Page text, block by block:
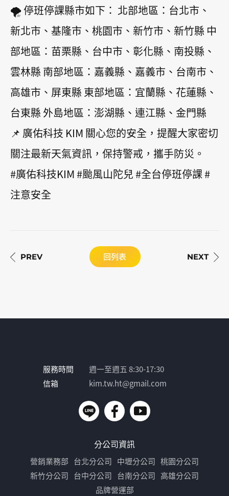
🌪️ 停班停課縣市如下： 北部地區：台北市、
新北市、基隆市、桃園市、新竹市、新竹縣 中
部地區：苗栗縣、台中市、彰化縣、南投縣、
雲林縣 南部地區：嘉義縣、嘉義市、台南市、
高雄市、屏東縣 東部地區：宜蘭縣、花蓮縣、
台東縣 外島地區：澎湖縣、連江縣、金門縣
📌 廣佑科技 KIM 關心您的安全，提醒大家密切
關注最新天氣資訊，保持警戒，攜手防災。
#廣佑科技KIM #颱風山陀兒 #全台停班停課 #
注意安全
回列表
服務時間
週一至週五 8:30-17:30
信箱
kim.tw.ht@gmail.com
分公司資訊
營銷業務部 台北分公司 中壢分公司 桃園分公司
新竹分公司 台中分公司 台南分公司 高雄分公司
品牌營運部